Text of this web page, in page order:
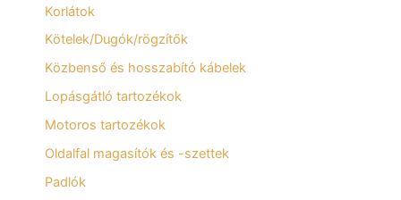
Korlátok
Kötelek/Dugók/rögzítők
Közbenső és hosszabító kábelek
Lopásgátló tartozékok
Motoros tartozékok
Oldalfal magasítók és -szettek
Padlók